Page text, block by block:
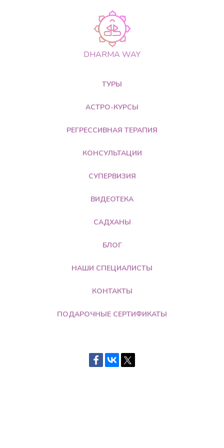
DHARMA WAY
ТУРЫ
АСТРО-КУРСЫ
РЕГРЕССИВНАЯ ТЕРАПИЯ
КОНСУЛЬТАЦИИ
СУПЕРВИЗИЯ
ВИДЕОТЕКА
САДХАНЫ
БЛОГ
НАШИ СПЕЦИАЛИСТЫ
КОНТАКТЫ
ПОДАРОЧНЫЕ СЕРТИФИКАТЫ